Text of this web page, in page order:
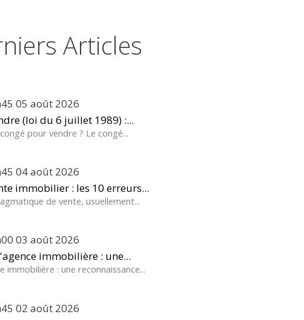
Articles
05 août 2026
(loi du 6 juillet 1989) :...
pour vendre ? Le congé...
04août 2026
immobilier : les 10 erreurs...
de vente, usuellement...
03 août 2026
immobilière : une...
immobilière : une reconnaissance...
02 août 2026